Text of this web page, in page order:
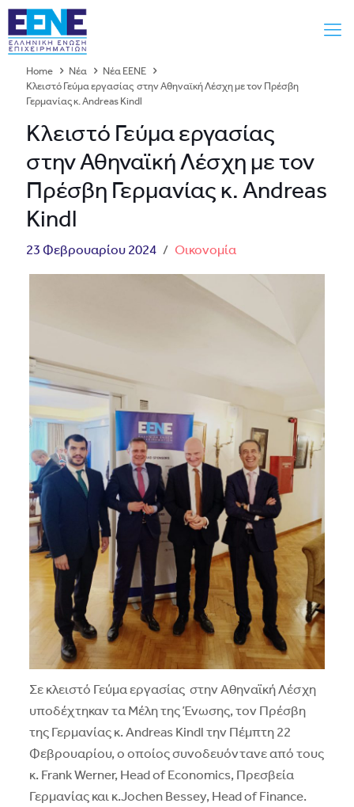
Home Νέα
Νέα ΕΕΝΕ
Κλειστό Γεύμα εργασίας στην Αθηναϊκή Λέσχη με τον Πρέσβη
Γερμανίας κ. Andreas Kindl
Κλειστό Γεύμα εργασίας
στην Αθηναϊκή Λέσχη με τον
Πρέσβη Γερμανίας κ. Andreas
Kindl
23 Φεβρουαρίου 2024 / Οικονομία
Σε κλειστό Γεύμα εργασίας στην Αθηναϊκή Λέσχη
υποδέχτηκαν τα Μέλη της Ένωσης, τον Πρέσβη
της Γερμανίας κ. Andreas Kindl την Πέμπτη 22
Φεβρουαρίου, ο οποίος συνοδευόντανε από τους
κ. Frank Werner, Head of Economics, Πρεσβεία
Γερμανίας και κ.Jochen Bessey, Head of Finance.